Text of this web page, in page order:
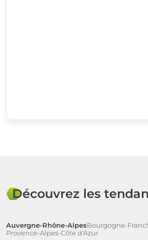
Découvrez les
Auvergne-Rhône-AlpesBourgogne-
Provence-Alpes-Côte d'Azur